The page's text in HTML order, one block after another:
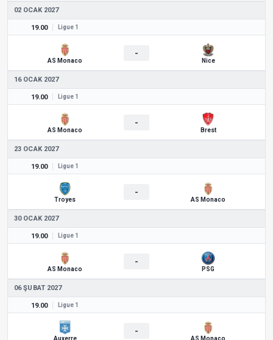
02 OCAK 2027
19.00 Ligue 1
AS Monaco
-
Nice
16 OCAK 2027
19.00 Ligue 1
AS Monaco
-
Brest
23 OCAK 2027
19.00 Ligue 1
Troyes
-
AS Monaco
30 OCAK 2027
19.00 Ligue 1
AS Monaco
-
PSG
06 ŞUBAT 2027
19.00 Ligue 1
Auxerre
-
AS Monaco